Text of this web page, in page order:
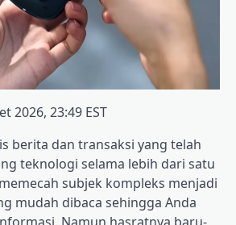
2026, 23:49 EST
berita dan transaksi yang telah
teknologi selama lebih dari satu
subjek kompleks menjadi
mudah dibaca sehingga Anda